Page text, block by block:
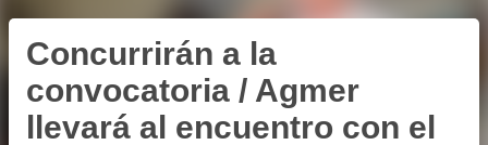
Concurrirán a la
convocatoria / Agmer
llevará al encuentro con el